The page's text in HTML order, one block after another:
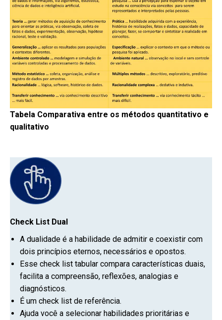
Tabela Comparativa entre os métodos quantitativo e
qualitativo
Check List Dual
A dualidade é a habilidade de admitir e coexistir com
dois princípios eternos, necessários e opostos.
Esse check list tabular compara características duais,
facilita a compreensão, reflexões, analogias e
diagnósticos.
É um check list de referência.
Ajuda você a selecionar habilidades prioritárias e